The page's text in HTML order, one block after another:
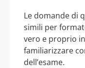
Le domande di
simili per
vero e proprio
familiarizzare
dell’esame.